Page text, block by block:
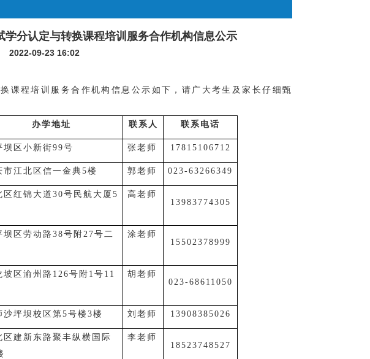
分认定与转换课程培训服务合作机构信息公示
2022-09-23 16:02
课程培训服务合作机构信息公示如下，请广大考生及家长仔细甄
办学地址 联系人 联系电话
坝区小新街99号 张老师 17815106712
市江北区信一金典5楼 郭老师 023-63266349
区红锦大道30号民航大厦5
高老师
13983774305
坝区劳动路38号附27号二
涂老师
15502378999
坡区渝州路126号附1号11
胡老师
023-68611050
沙坪坝校区第5号楼3楼 刘老师 13908385026
区建新东路聚丰纵横国际
李老师
18523748527